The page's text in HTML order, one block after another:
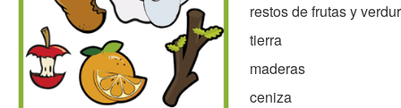
restos de frutas y
tierra
maderas
ceniza